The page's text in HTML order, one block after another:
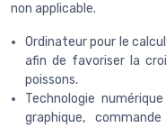
non applicable.
Ordinateur pour le
afin de favoriser la
poissons.
Technologie
graphique,